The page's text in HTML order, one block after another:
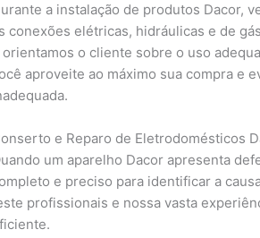
a instalação de produtos Dacor,
conexões elétricas, hidráulicas e de
orientamos o cliente sobre o uso
aproveite ao máximo sua compra e
e Reparo de Eletrodomésticos
um aparelho Dacor apresenta
e preciso para identificar a
profissionais e nossa vasta